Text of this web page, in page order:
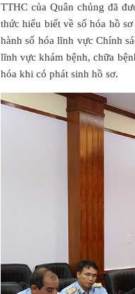
TTHC của Quân chủng đã
thức hiểu biết về số hóa hồ
hành số hóa lĩnh vực Chính
lĩnh vực khám bệnh, chữa
hóa khi có phát sinh hồ sơ.